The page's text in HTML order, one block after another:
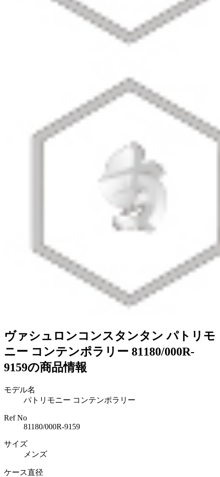
ヴァシュロンコンスタンタン パトリモ
ニー コンテンポラリー 81180/000R-
9159の商品情報
モデル名
パトリモニー コンテンポラリー
Ref No
81180/000R-9159
サイズ
メンズ
ケース直径